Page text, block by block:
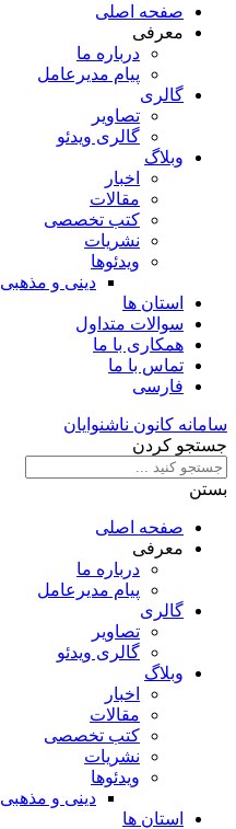
صفحه اصلی
معرفی
درباره ما
پیام مدیرعامل
گالری
تصاویر
گالری ویدئو
وبلاگ
اخبار
مقالات
کتب تخصصی
نشریات
ویدئوها
دینی و مذهبی
استان ها
سوالات متداول
همکاری با ما
تماس با ما
فارسی
سامانه کانون ناشنوایان
جستجو کردن
بستن
صفحه اصلی
معرفی
درباره ما
پیام مدیرعامل
گالری
تصاویر
گالری ویدئو
وبلاگ
اخبار
مقالات
کتب تخصصی
نشریات
ویدئوها
دینی و مذهبی
استان ها